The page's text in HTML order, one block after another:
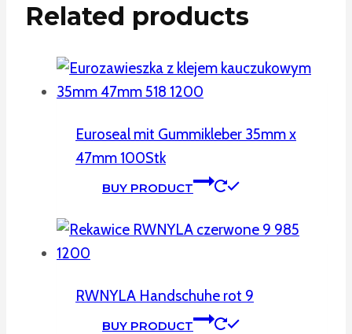
Related products
Euroseal mit Gummikleber 35mm x
47mm 100Stk
BUY PRODUCT
RWNYLA Handschuhe rot 9
BUY PRODUCT